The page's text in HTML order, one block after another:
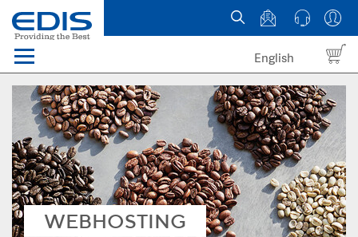
Menü
Domains
Webhosting Österreich
News
über EDIS
English
WEBHOSTING